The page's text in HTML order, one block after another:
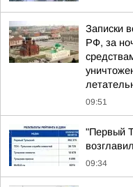
Записки
РФ, за
09:51
"Первый
09:34